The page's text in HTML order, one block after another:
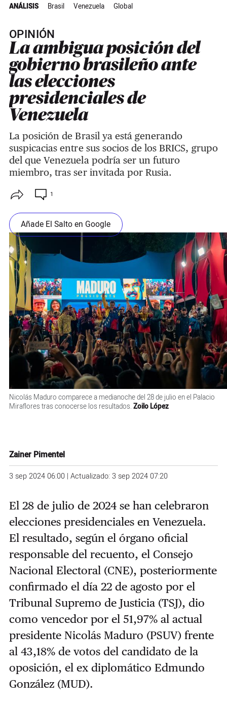
ANÁLISIS Brasil Venezuela Global
OPINIÓN
La ambigua posición del
gobierno brasileño ante
las elecciones
presidenciales de
Venezuela
La posición de Brasil ya está generando
suspicacias entre sus socios de los BRICS, grupo
del que Venezuela podría ser un futuro
miembro, tras ser invitada por Rusia.
1
Añade El Salto en Google
Nicolás Maduro comparece a medianoche del 28 de julio en el Palacio
Miraflores tras conocerse los resultados. Zoilo López
Zainer Pimentel
3 sep 2024 06:00 | Actualizado: 3 sep 2024 07:20
El 28 de julio de 2024 se han celebraron
elecciones presidenciales en Venezuela.
El resultado, según el órgano oficial
responsable del recuento, el Consejo
Nacional Electoral (CNE), posteriormente
confirmado el día 22 de agosto por el
Tribunal Supremo de Justicia (TSJ), dio
como vencedor por el 51,97% al actual
presidente Nicolás Maduro (PSUV) frente
al 43,18% de votos del candidato de la
oposición, el ex diplomático Edmundo
González (MUD).